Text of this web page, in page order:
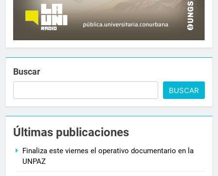
Buscar
BUSCAR
Últimas publicaciones
Finaliza este viernes el operativo documentario en la
UNPAZ